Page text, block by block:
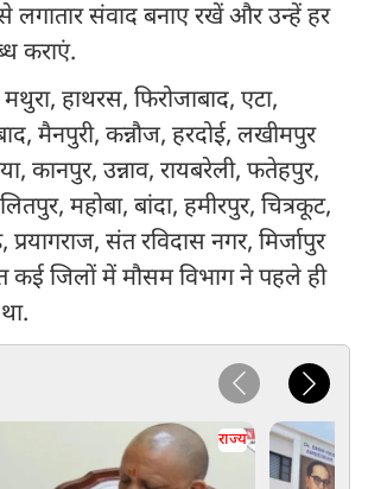
से लगातार संवाद बनाए रखें और उन्हें हर
कराएं.
हाथरस, फिरोजाबाद, एटा,
मैनपुरी, कन्नौज, हरदोई, लखीमपुर
कानपुर, उन्नाव, रायबरेली, फतेहपुर,
महोबा, बांदा, हमीरपुर, चित्रकूट,
प्रयागराज, संत रविदास नगर, मिर्जापुर
कई जिलों में मौसम विभाग ने पहले ही
राज्य